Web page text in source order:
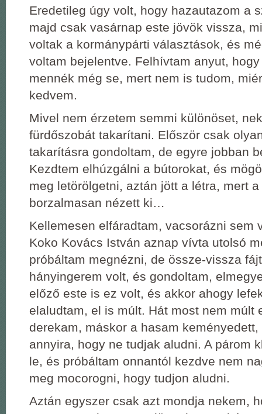
Eredetileg úgy volt, hogy hazautazom a
majd csak vasárnap este jövök vissza,
voltak a kormánypárti választások, és
voltam bejelentve. Felhívtam anyut,
mennék még se, mert nem is tudom,
kedvem.
Mivel nem érzetem semmi különöset,
fürdőszobát takarítani. Először csak
takarításra gondoltam, de egyre jobban
Kezdtem elhúzgálni a bútorokat, és
meg letörölgetni, aztán jött a létra, mert
borzalmasan nézett ki…
Kellemesen elfáradtam, vacsorázni sem
Koko Kovács István aznap vívta utolsó
próbáltam megnézni, de össze-vissza
hányingerem volt, és gondoltam,
előző este is ez volt, és akkor ahogy
elaludtam, el is múlt. Hát most nem múlt
derekam, máskor a hasam
annyira, hogy ne tudjak aludni. A párom
le, és próbáltam onnantól kezdve nem
meg mocorogni, hogy tudjon aludni.
Aztán egyszer csak azt mondja nekem,